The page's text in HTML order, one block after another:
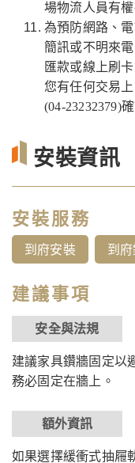
場物流人員有
為預防網路、
簡訊或不明來
匯款或線上刷
您有任何交易
(04-23232379)確
安裝資訊
安裝服務
到府安裝 到
建議事項
安全與法規
建議家具鑽牆固定以
務必固定在牆上。
額外資訊
如果選擇緩衝式抽屜